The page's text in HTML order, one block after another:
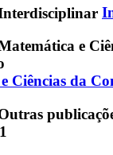
Ciências da
1